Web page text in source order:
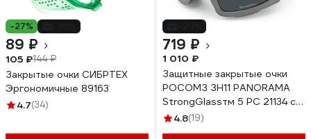
-27%
89 ₽
105 ₽144 ₽
Закрытые очки СИБРТЕХ
Эргономичные 89163
4.7(34)
719 ₽
1 010 ₽
Защитные закрытые очки
РОСОМЗ ЗН11 PANORAMA
StrongGlassтм 5 PC 21134 с
непрямой вентиляцией
4.8(19)